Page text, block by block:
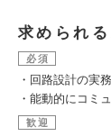
求められ
必須
・回路設計の実
・能動的にコミ
歓迎